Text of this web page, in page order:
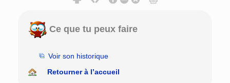
Ce que tu peux faire
Voir son historique
Retourner à l’accueil